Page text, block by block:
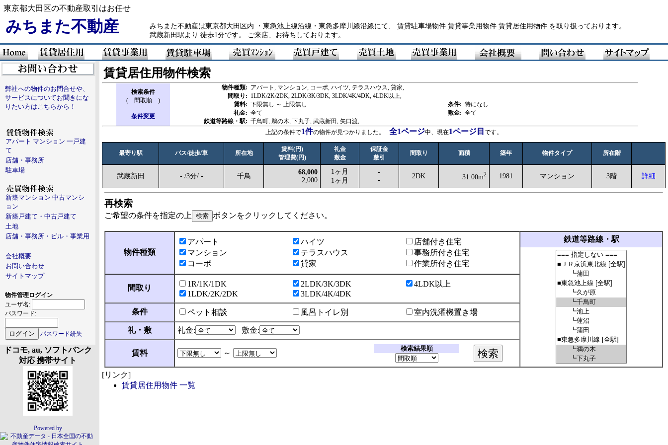
東京都大田区の不動産取引はお任せ
みちまた不動産
みちまた不動産は東京都大田区内 ・東急池上線沿線・東急多摩川線沿線にて、 賃貸駐車場物件 賃貸事業用物件 賃貸居住用物件 を取り扱っております。
武蔵新田駅より 徒歩1分です。 ご来店、お待ちしております。
弊社への物件のお問合せや、
サービスについてお聞きにな
りたい方はこちらから！
アパート マンション 一戸建
て
店舗・事務所
駐車場
新築マンション 中古マンシ
ョン
新築戸建て・中古戸建て
土地
店舗・事務所・ビル・事業用
会社概要
お問い合わせ
サイトマップ
物件管理ログイン
ユーザ名:
パスワード:
パスワード紛失
ドコモ, au, ソフトバンク
対応 携帯サイト
Powered by
賃貸居住用物件検索
検索条件
( 間取順 )
条件変更
物件種類: アパート, マンション, コーポ, ハイツ, テラスハウス, 貸家,
間取り: 1LDK/2K/2DK, 2LDK/3K/3DK, 3LDK/4K/4DK, 4LDK以上,
賃料: 下限無し ～ 上限無し 条件: 特になし
礼金: 全て 敷金: 全て
鉄道等路線・駅: 千鳥町, 鵜の木, 下丸子, 武蔵新田, 矢口渡,
上記の条件で1件の物件が見つかりました。 全1ページ中、現在1ページ目 です。
最寄り駅 バス/徒歩/車 所在地
賃料(円)
管理費(円)
礼金
敷金
保証金
敷引
間取り 面積 築年 物件タイプ 所在階
武蔵新田 - /3分/ - 千鳥
68,000
2,000
1ヶ月
1ヶ月
-
-
2DK 31.00m2 1981 マンション 3階 詳細
再検索
ご希望の条件を指定の上 ボタンをクリックしてください。
物件種類
アパート
マンション
コーポ
ハイツ
テラスハウス
貸家
店舗付き住宅
事務所付き住宅
作業所付き住宅
鉄道等路線・駅
間取り
1R/1K/1DK
1LDK/2K/2DK
2LDK/3K/3DK
3LDK/4K/4DK
4LDK以上
条件 ペット相談 風呂トイレ別 室内洗濯機置き場
礼・敷 礼金: 敷金:
賃料 ～
検索結果順
[リンク]
賃貸居住用物件 一覧